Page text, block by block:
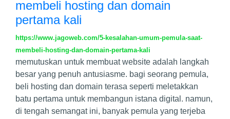
membeli hosting dan domain
pertama kali
https://www.jagoweb.com/5-kesalahan-umum-pemula-saat-
membeli-hosting-dan-domain-pertama-kali
memutuskan untuk membuat website adalah langkah
besar yang penuh antusiasme. bagi seorang pemula,
beli hosting dan domain terasa seperti meletakkan
batu pertama untuk membangun istana digital. namun,
di tengah semangat ini, banyak pemula yang terjeba